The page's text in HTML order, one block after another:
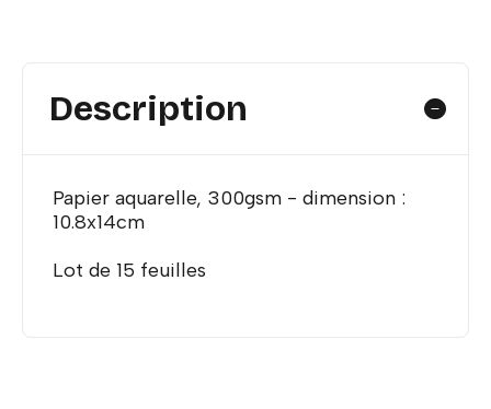
Description
Papier aquarelle, 300gsm - dimension :
10.8x14cm
Lot de 15 feuilles